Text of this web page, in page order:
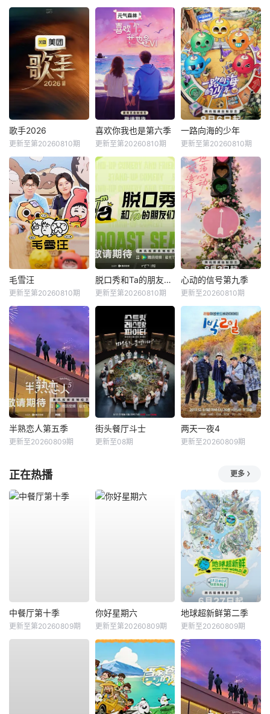
歌手2026
更新至第20260810期
喜欢你我也是第六季
更新至第20260810期
一路向海的少年
更新至第20260810期
毛雪汪
更新至第20260810期
脱口秀和Ta的朋友们第三季
更新至第20260810期
心动的信号第九季
更新至20260810期
半熟恋人第五季
更新至20260809期
街头餐厅斗士
更新至08期
两天一夜4
更新至20260809期
正在热播 更多
中餐厅第十季
更新至第20260809期
你好星期六
更新至第20260809期
地球超新鲜第二季
更新至20260809期